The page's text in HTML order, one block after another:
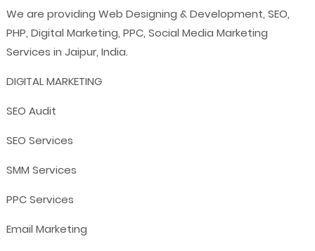
We are providing Web Designing & Development, SEO,
PHP, Digital Marketing, PPC, Social Media Marketing
Services in Jaipur, India.
DIGITAL MARKETING
SEO Audit
SEO Services
SMM Services
PPC Services
Email Marketing